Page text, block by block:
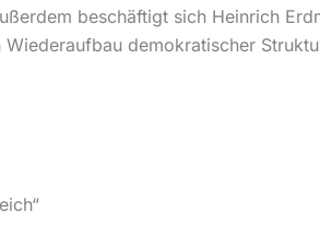
beschäftigt sich Heinrich
demokratischer